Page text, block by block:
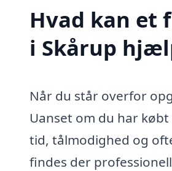
Hvad kan et
i Skårup
Når du står overfor
Uanset om du har
tid, tålmodighed og
findes der